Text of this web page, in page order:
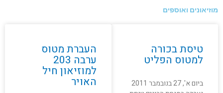
מוזיאונים ואוספים
טיסת בכורה
למטוס הפליט
ביום א', 27 בנובמבר 2011
העברת מטוס
ערבה 203
למוזיאון חיל
האויר